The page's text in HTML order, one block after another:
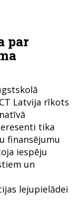
par
Latvija rīkots
tika
finansējumu
iespēju
un
lejupielādei